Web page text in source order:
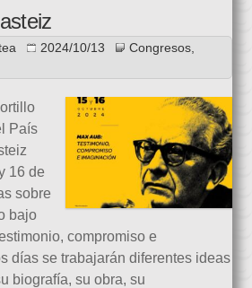
2024/10/13 Congresos
País
16 de
sobre
bajo
compromiso e
días se trabajarán diferentes ideas
biografía, su obra, su